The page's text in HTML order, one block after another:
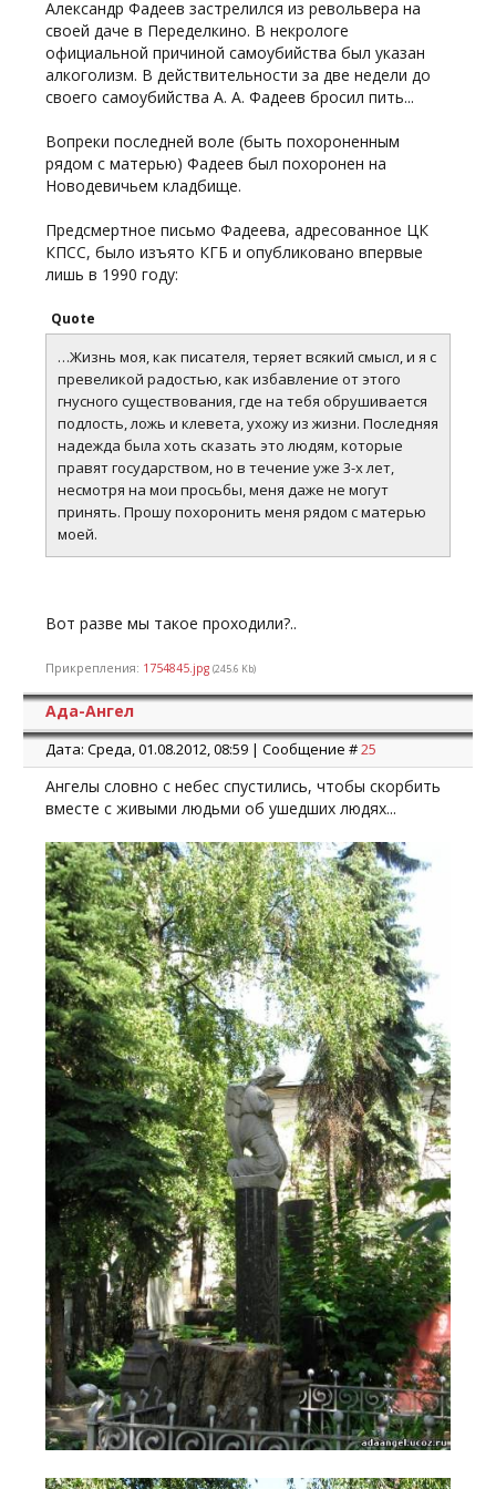
Александр Фадеев застрелился из револьвера на
своей даче в Переделкино. В некрологе
официальной причиной самоубийства был указан
алкоголизм. В действительности за две недели до
своего самоубийства А. А. Фадеев бросил пить...
Вопреки последней воле (быть похороненным
рядом с матерью) Фадеев был похоронен на
Новодевичьем кладбище.
Предсмертное письмо Фадеева, адресованное ЦК
КПСС, было изъято КГБ и опубликовано впервые
лишь в 1990 году:
Quote
…Жизнь моя, как писателя, теряет всякий смысл, и я с
превеликой радостью, как избавление от этого
гнусного существования, где на тебя обрушивается
подлость, ложь и клевета, ухожу из жизни. Последняя
надежда была хоть сказать это людям, которые
правят государством, но в течение уже 3-х лет,
несмотря на мои просьбы, меня даже не могут
принять. Прошу похоронить меня рядом с матерью
моей.
Вот разве мы такое проходили?..
Прикрепления: 1754845.jpg (245.6 Kb)
Ада-Ангел
Дата: Среда, 01.08.2012, 08:59 | Сообщение #25
Ангелы словно с небес спустились, чтобы скорбить
вместе с живыми людьми об ушедших людях...